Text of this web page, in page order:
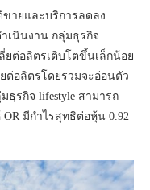
ายและบริการลดลง
เนินงาน กลุ่มธุรกิจ
ยต่อลิตรเติบโตขึ้นเล็กน้อย
ต่อลิตรโดยรวมจะอ่อนตัว
รกิจ lifestyle สามารถ
OR มีกำไรสุทธิต่อหุ้น 0.92